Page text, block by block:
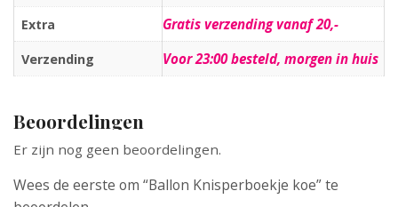
Extra Gratis verzending vanaf 20,-
Verzending Voor 23:00 besteld, morgen in huis
Beoordelingen
Er zijn nog geen beoordelingen.
Wees de eerste om “Ballon Knisperboekje koe” te